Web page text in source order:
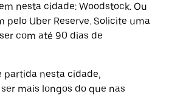
nesta cidade: Woodstock. Ou
pelo Uber Reserve. Solicite uma
com até 90 dias de
partida nesta cidade,
mais longos do que nas